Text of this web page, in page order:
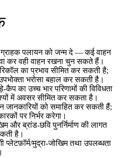
ग्राहक पलायन को जन्म दे — कई वाहन
कर वही वाहन रखना चुन सकते हैं।
का प्रभाव सीमित कर सकती है;
भरोसा बहाल कर सकती है।
का उच्च भार परिणामों की विविधता
में अवसर सीमित कर सकता है।
जानकारियों को समाहित कर सकती हैं;
पर निर्भर करेगा।
और ब्रांड‑छवि पुनर्निर्माण की लागत
है।
प्लेटफ़ॉर्म/मुद्रा‑जोखिम तथा उपलब्धता